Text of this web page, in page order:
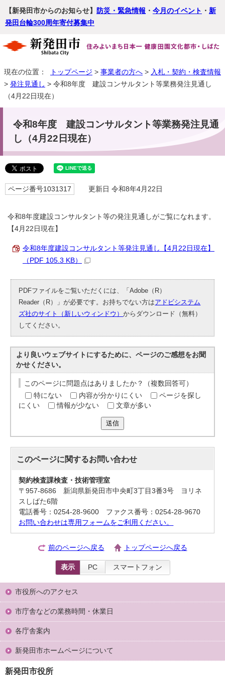
【新発田市からのお知らせ】 防災・緊急情報 ・ 今月のイベント ・ 新
発田台輪300周年寄付募集中
現在の位置： トップページ > 事業者の方へ > 入札・契約・検査情報
> 発注見通し > 令和8年度 建設コンサルタント等業務発注見通し
（4月22日現在）
令和8年度 建設コンサルタント等業務発注見通
し（4月22日現在）
ページ番号1031317 更新日 令和8年4月22日
令和8年度建設コンサルタント等の発注見通しがご覧になれます。
【4月22日現在】
令和8年度建設コンサルタント等発注見通し【4月22日現在】
（PDF 105.3 KB）
PDFファイルをご覧いただくには、「Adobe（R）
Reader（R）」が必要です。お持ちでない方はアドビシステム
ズ社のサイト（新しいウィンドウ）からダウンロード（無料）
してください。
より良いウェブサイトにするために、ページのご感想をお聞
かせください。
このページに問題点はありましたか？（複数回答可）
特にない
内容が分かりにくい
ページを探し
にくい
情報が少ない 文章が多い
送信
このページに関するお問い合わせ
契約検査課検査・技術管理室
〒957-8686 新潟県新発田市中央町3丁目3番3号 ヨリネ
スしばた6階
電話番号：0254-28-9600 ファクス番号：0254-28-9670
お問い合わせは専用フォームをご利用ください。
前のページへ戻る トップページへ戻る
表示 PC スマートフォン
市役所へのアクセス
市庁舎などの業務時間・休業日
各庁舎案内
新発田市ホームページについて
新発田市役所